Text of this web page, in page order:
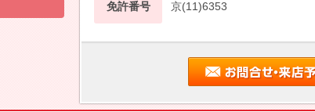
免許番号 京(11)6353